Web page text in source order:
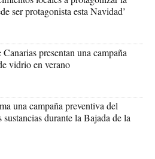
ser protagonista esta Navidad’
presentan una campaña
vidrio en verano
una campaña preventiva del
durante la Bajada de la